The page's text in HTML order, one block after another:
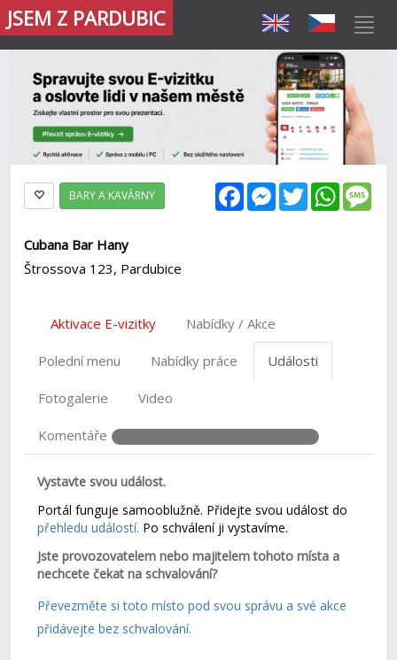
JSEM Z PARDUBIC
FacebookMessenger
Twitter
BARY A KAVÁRNY
Cubana Bar Hany
Štrossova 123, Pardubice
Aktivace E-vizitky Nabídky / Akce
Polední menu Nabídky práce Události
Fotogalerie Video
Komentáře
Vystavte svou událost.
Portál funguje samooblužně. Přidejte svou událost do
přehledu událostí. Po schválení ji vystavíme.
Jste provozovatelem nebo majitelem tohoto místa a
nechcete čekat na schvalování?
Převezměte si toto místo pod svou správu a své akce
přidávejte bez schvalování.